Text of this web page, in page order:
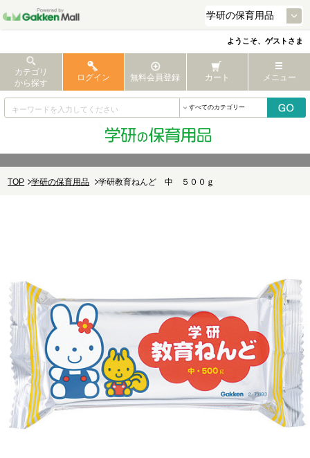
ようこそ、ゲストさま
カテゴリ
から探す
ログイン 無料会員登録 カート メニュー
TOP 学研の保育用品 学研教育ねんど 中 ５００ｇ